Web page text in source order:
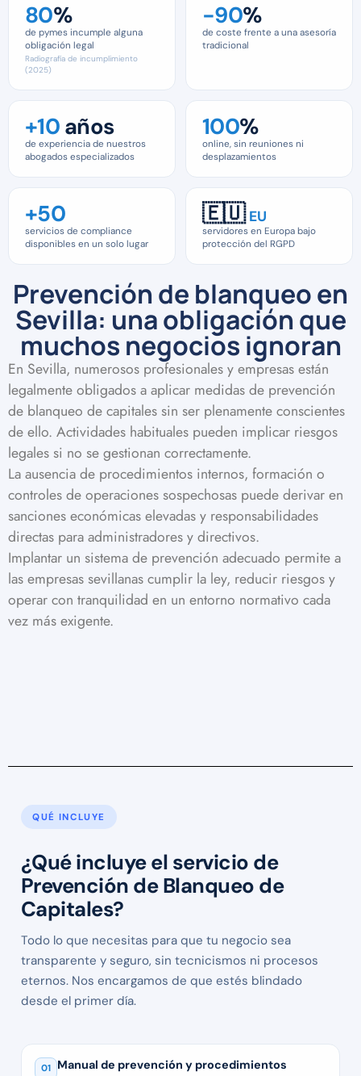
80%
de pymes incumple alguna
obligación legal
Radiografía de incumplimiento
(2025)
−90%
de coste frente a una asesoría
tradicional
+10 años
de experiencia de nuestros
abogados especializados
100%
online, sin reuniones ni
desplazamientos
+50
servicios de compliance
disponibles en un solo lugar
🇪🇺EU
servidores en Europa bajo
protección del RGPD
Prevención de blanqueo en
Sevilla: una obligación que
muchos negocios ignoran
En Sevilla, numerosos profesionales y empresas están
legalmente obligados a aplicar medidas de prevención
de blanqueo de capitales sin ser plenamente conscientes
de ello. Actividades habituales pueden implicar riesgos
legales si no se gestionan correctamente.
La ausencia de procedimientos internos, formación o
controles de operaciones sospechosas puede derivar en
sanciones económicas elevadas y responsabilidades
directas para administradores y directivos.
Implantar un sistema de prevención adecuado permite a
las empresas sevillanas cumplir la ley, reducir riesgos y
operar con tranquilidad en un entorno normativo cada
vez más exigente.
QUÉ INCLUYE
¿Qué incluye el servicio de
Prevención de Blanqueo de
Capitales?
Todo lo que necesitas para que tu negocio sea
transparente y seguro, sin tecnicismos ni procesos
eternos. Nos encargamos de que estés blindado
desde el primer día.
01 Manual de prevención y procedimientos